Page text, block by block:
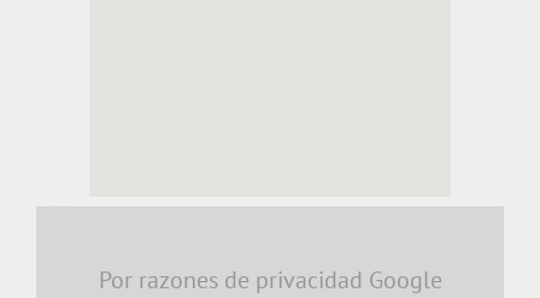
embedding a google map
Por razones de privacidad Google